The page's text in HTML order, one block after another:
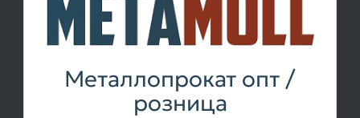
Металлопрокат опт /
розница